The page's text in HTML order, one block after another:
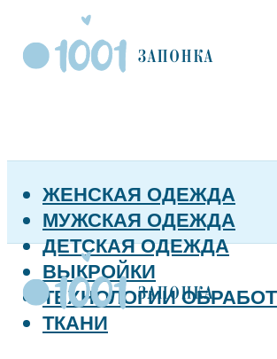
ЖЕНСКАЯ ОДЕЖДА
МУЖСКАЯ ОДЕЖДА
ДЕТСКАЯ ОДЕЖДА
ВЫКРОЙКИ
ТЕХНОЛОГИИ
ТКАНИ